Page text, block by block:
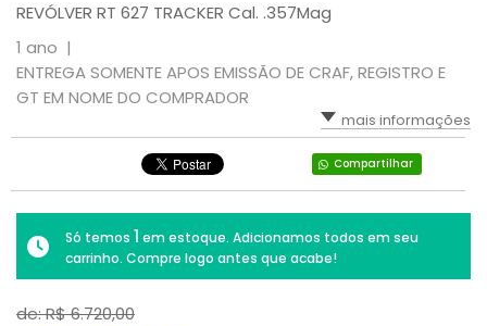
REVÓLVER RT 627 TRACKER Cal. .357Mag
1 ano |
ENTREGA SOMENTE APOS EMISSÃO DE CRAF, REGISTRO E
GT EM NOME DO COMPRADOR
mais informações
Compartilhar
Só temos 1 em estoque. Adicionamos todos em seu
carrinho. Compre logo antes que acabe!
de: R$6.720,00